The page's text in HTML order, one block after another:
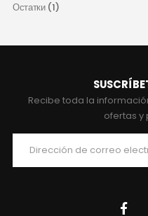
Остатки(1)
Recibe toda la
ofertas y